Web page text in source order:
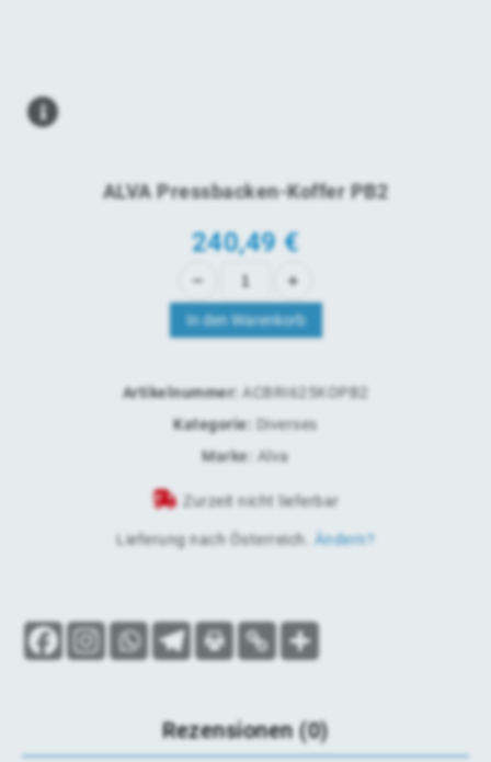
ALVA Pressbacken-Koffer PB2
240,49€
In den Warenkorb
Artikelnummer: ACBRI625KOPB2
Kategorie:
Diverses
Marke: Alva
Zurzeit nicht lieferbar
Lieferung nach Österreich Ändern?
Rezensionen (0)